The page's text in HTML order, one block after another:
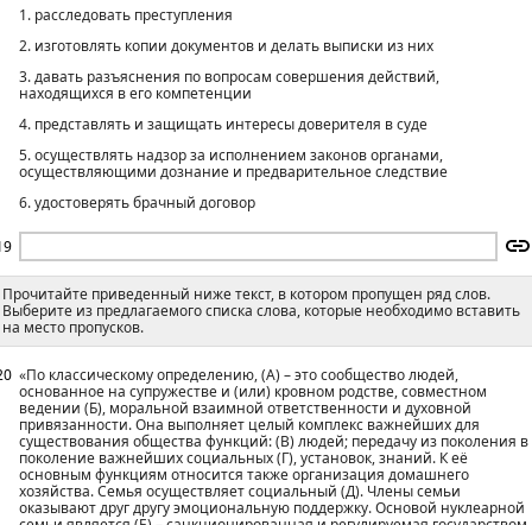
1. расследовать преступления
2. изготовлять копии документов и делать выписки из них
3. давать разъяснения по вопросам совершения действий,
находящихся в его компетенции
4. представлять и защищать интересы доверителя в суде
5. осуществлять надзор за исполнением законов органами,
осуществляющими дознание и предварительное следствие
6. удостоверять брачный договор
Прочитайте приведенный ниже текст, в котором пропущен ряд слов.
Выберите из предлагаемого списка слова, которые необходимо вставить
на место пропусков.
«По классическому определению, (А) – это сообщество людей,
основанное на супружестве и (или) кровном родстве, совместном
ведении (Б), моральной взаимной ответственности и духовной
привязанности. Она выполняет целый комплекс важнейших для
существования общества функций: (В) людей; передачу из поколения в
поколение важнейших социальных (Г), установок, знаний. К её
основным функциям относится также организация домашнего
хозяйства. Семья осуществляет социальный (Д). Члены семьи
оказывают друг другу эмоциональную поддержку. Основой нуклеарной